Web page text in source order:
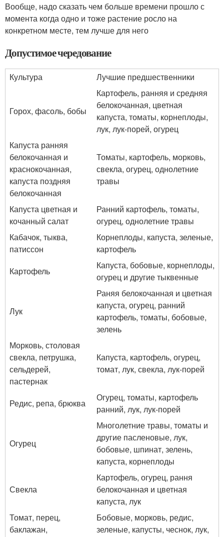
Вообще, надо сказать чем больше времени прошло с
момента когда одно и тоже растение росло на
конкретном месте, тем лучше для него
Допустимое чередование
Культура Лучшие предшественники
Горох, фасоль, бобы
Картофель, ранняя и средняя
белокочанная, цветная
капуста, томаты, корнеплоды,
лук, лук-порей, огурец
Капуста ранняя
белокочанная и
краснокочанная,
капуста поздняя
белокочанная
Томаты, картофель, морковь,
свекла, огурец, однолетние
травы
Капуста цветная и
кочанный салат
Ранний картофель, томаты,
огурец, однолетние травы
Кабачок, тыква,
патиссон
Корнеплоды, капуста, зеленые,
картофель
Картофель
Капуста, бобовые, корнеплоды,
огурец и другие тыквенные
Лук
Раняя белокочанная и цветная
капуста, огурец, ранний
картофель, томаты, бобовые,
зелень
Морковь, столовая
свекла, петрушка,
сельдерей,
пастернак
Капуста, картофель, огурец,
томат, лук, свекла, лук-порей
Редис, репа, брюква
Огурец, томаты, картофель
ранний, лук, лук-порей
Огурец
Многолетние травы, томаты и
другие пасленовые, лук,
бобовые, шпинат, зелень,
капуста, корнеплоды
Свекла
Картофель, огурец, рання
белокочанная и цветная
капуста, лук
Томат, перец,
баклажан,
Бобовые, морковь, редис,
зеленые, капусты, чеснок, лук,